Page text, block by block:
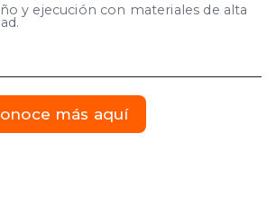
y ejecución con materiales de alta
más aquí